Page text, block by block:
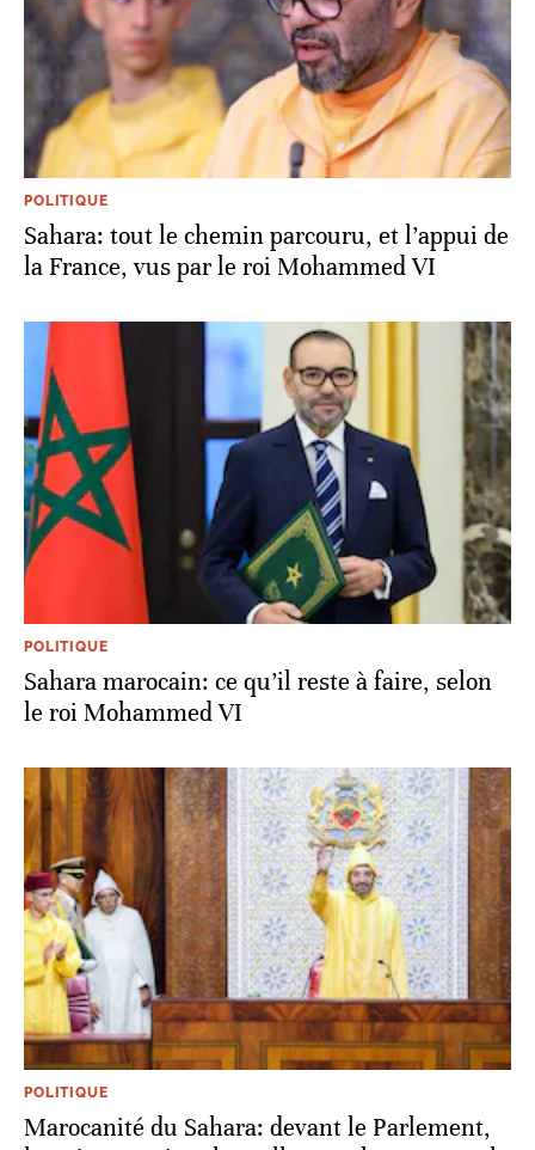
POLITIQUE
Sahara: tout le chemin parcouru, et l’appui de
la France, vus par le roi Mohammed VI
POLITIQUE
Sahara marocain: ce qu’il reste à faire, selon
le roi Mohammed VI
POLITIQUE
Marocanité du Sahara: devant le Parlement,